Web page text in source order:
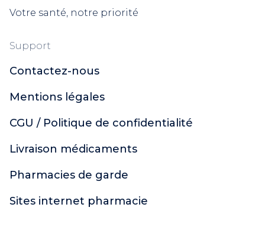
Votre santé, notre priorité
Support
Contactez-nous
Mentions légales
CGU / Politique de confidentialité
Livraison médicaments
Pharmacies de garde
Sites internet pharmacie